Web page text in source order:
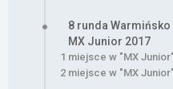
8 runda
MX Junior 2017
1 miejsce w "MX Junior"
2 miejsce w "MX Junior"